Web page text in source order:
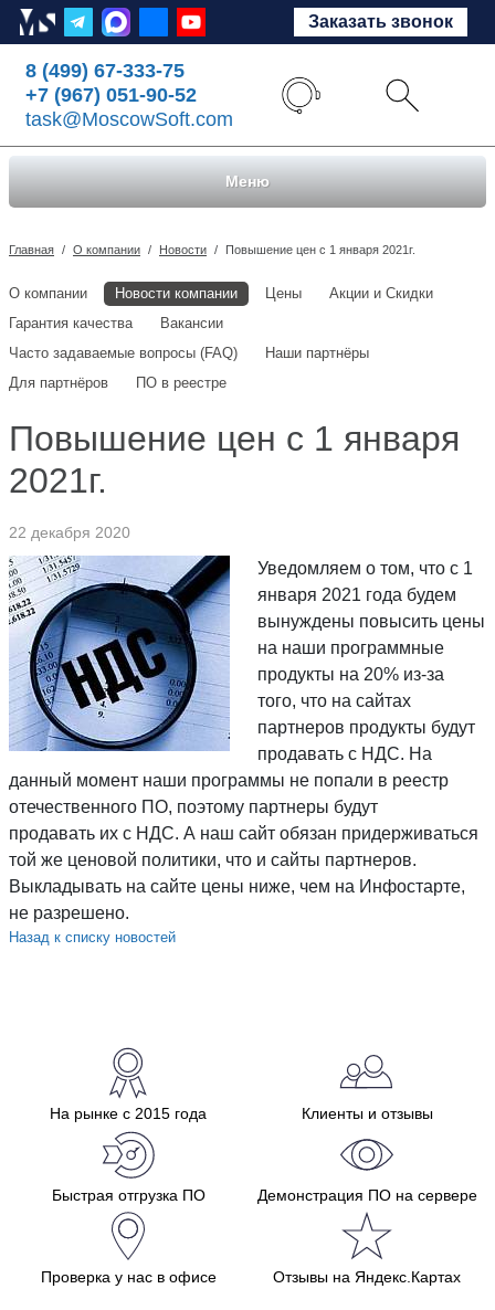
Заказать звонок
8 (499) 67-333-75
+7 (967) 051-90-52
task@MoscowSoft.com
Меню
Главная / О компании / Новости / Повышение цен с 1 января 2021г.
О компании Новости компании Цены
Акции и Скидки
Гарантия качества
Вакансии
Часто задаваемые вопросы (FAQ)
Наши партнёры
Для партнёров
ПО в реестре
Повышение цен с 1 января
2021г.
22 декабря 2020
Уведомляем о том, что с 1
января 2021 года будем
вынуждены повысить цены
на наши программные
продукты на 20% из-за
того, что на сайтах
партнеров продукты будут
продавать с НДС. На
данный момент наши программы не попали в реестр
отечественного ПО, поэтому партнеры будут
продавать их с НДС. А наш сайт обязан придерживаться
той же ценовой политики, что и сайты партнеров.
Выкладывать на сайте цены ниже, чем на Инфостарте,
не разрешено.
Назад к списку новостей
На рынке с 2015 года Клиенты и отзывы
Быстрая отгрузка ПО Демонстрация ПО на сервере
Проверка у нас в офисе Отзывы на Яндекс.Картах